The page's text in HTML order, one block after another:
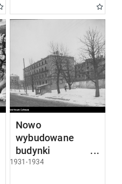
Nowo
wybudowane
budynki w
Częstochowie
1931-1934